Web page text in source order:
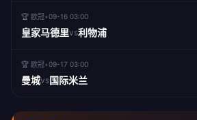
🏆 欧冠•09-16 03:00
皇家马德里vs利物浦
🏆 欧冠•09-17 03:00
曼城vs国际米兰